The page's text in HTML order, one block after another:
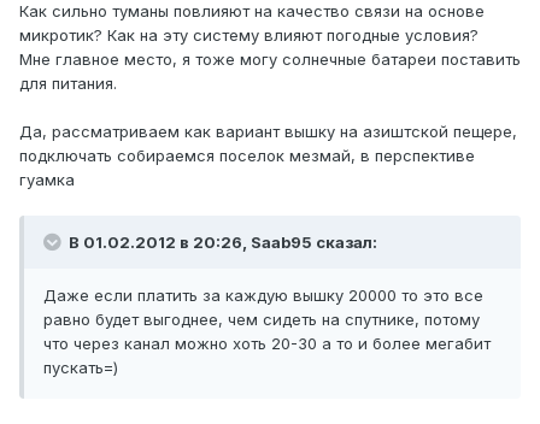
Как сильно туманы повлияют на качество связи на основе
микротик? Как на эту систему влияют погодные условия?
Мне главное место, я тоже могу солнечные батареи поставить
для питания.
Да, рассматриваем как вариант вышку на азиштской пещере,
подключать собираемся поселок мезмай, в перспективе
гуамка
В 01.02.2012 в 20:26, Saab95 сказал:
Даже если платить за каждую вышку 20000 то это все
равно будет выгоднее, чем сидеть на спутнике, потому
что через канал можно хоть 20-30 а то и более мегабит
пускать=)